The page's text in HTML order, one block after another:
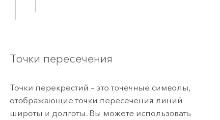
Точки пересечения
Точки перекрестий – это точечные символы,
отображающие точки пересечения линий
широты и долготы. Вы можете использовать